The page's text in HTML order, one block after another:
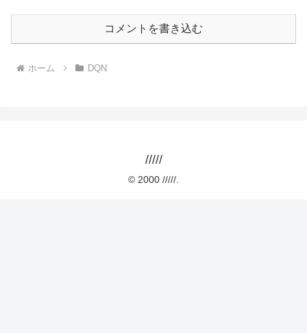
コメントを書き込む
ホーム DQN
/////
© 2000 /////.